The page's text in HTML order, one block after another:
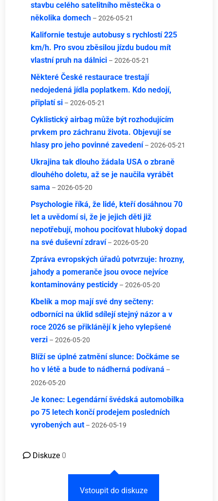
stavbu celého satelitního městečka o
několika domech – 2026-05-21
Kalifornie testuje autobusy s rychlostí 225
km/h. Pro svou zběsilou jízdu budou mít
vlastní pruh na dálnici – 2026-05-21
Některé České restaurace trestají
nedojedená jídla poplatkem. Kdo nedojí,
připlatí si – 2026-05-21
Cyklistický airbag může být rozhodujícím
prvkem pro záchranu života. Objevují se
hlasy pro jeho povinné zavedení – 2026-05-21
Ukrajina tak dlouho žádala USA o zbraně
dlouhého doletu, až se je naučila vyrábět
sama – 2026-05-20
Psychologie říká, že lidé, kteří dosáhnou 70
let a uvědomí si, že je jejich děti již
nepotřebují, mohou pociťovat hluboký dopad
na své duševní zdraví – 2026-05-20
Zpráva evropských úřadů potvrzuje: hrozny,
jahody a pomeranče jsou ovoce nejvíce
kontaminovány pesticidy – 2026-05-20
Kbelík a mop mají své dny sečteny:
odborníci na úklid sdílejí stejný názor a v
roce 2026 se přiklánějí k jeho vylepšené
verzi – 2026-05-20
Blíží se úplné zatmění slunce: Dočkáme se
ho v létě a bude to nádherná podívaná –
2026-05-20
Je konec: Legendární švédská automobilka
po 75 letech končí prodejem posledních
vyrobených aut – 2026-05-19
Diskuze 0
Vstoupit do diskuze